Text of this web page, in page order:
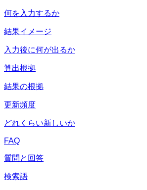
何を入力するか
結果イメージ
入力後に何が出るか
算出根拠
結果の根拠
更新頻度
どれくらい新しいか
FAQ
質問と回答
検索語